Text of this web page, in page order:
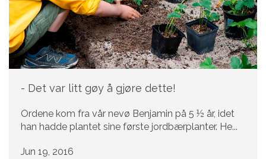
- Det var litt gøy å gjøre dette!
Ordene kom fra vår nevø Benjamin på 5 ½ år, idet
han hadde plantet sine første jordbærplanter. He...
Jun 19, 2016